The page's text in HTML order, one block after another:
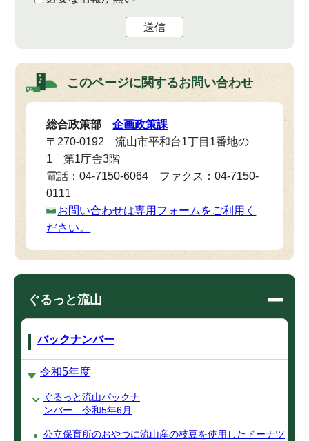
送信
このページに関するお問い合わせ
総合政策部企画政策課
〒270-0192 流山市平和台1丁目1番地の
1 第1庁舎3階
電話：04-7150-6064 ファクス：04-7150-
0111
お問い合わせは専用フォームをご利用く
ださい。
ぐるっと流山
バックナンバー
令和5年度
ぐるっと流山バックナ
ンバー 令和5年6月
公立保育所のおやつに流山産の枝豆を使用したドーナツ